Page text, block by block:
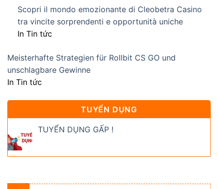
Scopri il mondo emozionante di Cleobetra Casino
tra vincite sorprendenti e opportunità uniche
In Tin tức
Meisterhafte Strategien für Rollbit CS GO und
unschlagbare Gewinne
In Tin tức
TUYỂN DỤNG
TUYỂN DỤNG GẤP !